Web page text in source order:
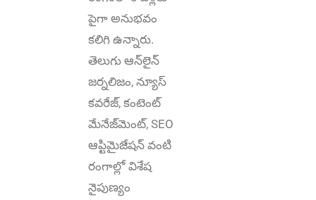
పైగా అనుభ‌వం
కలిగి ఉన్నారు.
తెలుగు ఆన్‌లైన్‌
జర్నలిజం, న్యూస్
కవరేజ్‌, కంటెంట్
మేనేజ్‌మెంట్‌, SEO
ఆప్టిమైజేషన్‌ వంటి
రంగాల్లో విశేష
నైపుణ్యం